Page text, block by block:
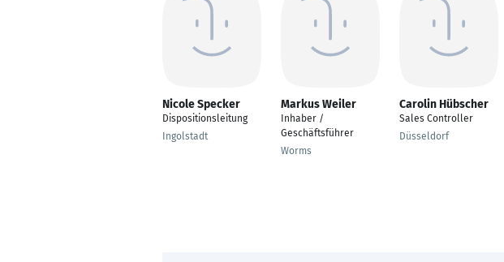
Nicole Specker
Dispositionsleitung
Ingolstadt
Markus Weiler
Inhaber /
Geschäftsführer
Worms
Carolin Hübscher
Sales Controller
Düsseldorf